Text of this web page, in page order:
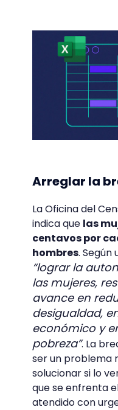
Arreglar la
La Oficina del
indica que las
centavos por
hombres. Según
“lograr la
las mujeres,
avance en
desigualdad,
económico y
pobreza”. La
ser un problema
solucionar si lo
que se enfrenta
atendido con